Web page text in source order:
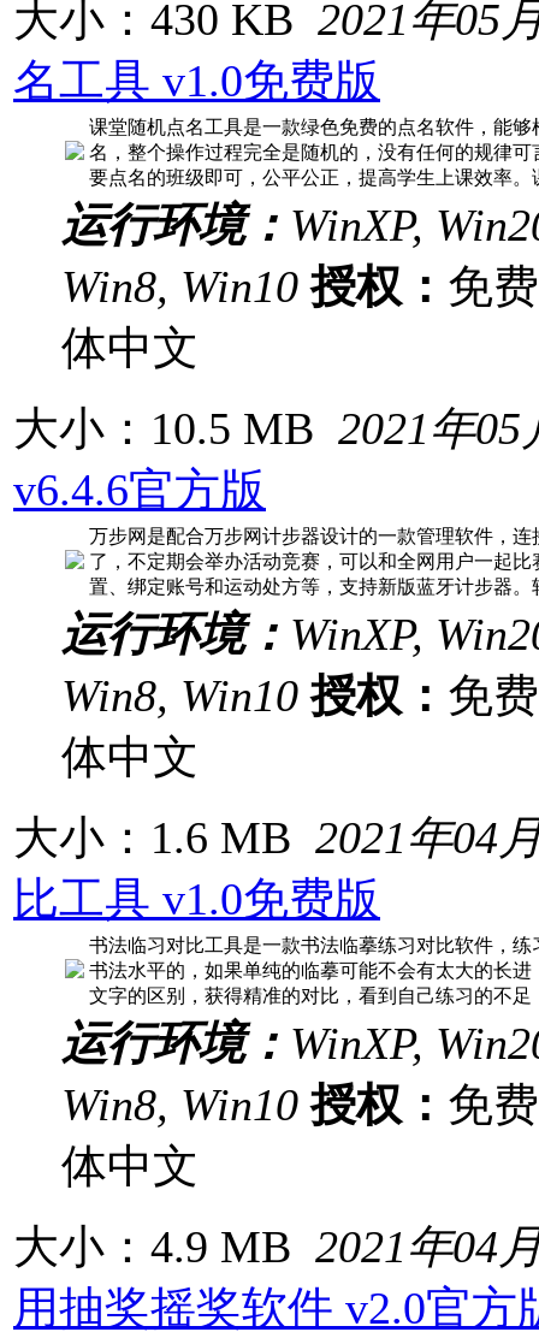
大小：430 KB 2021年05
名工具 v1.0免费版
课堂随机点名工具是一款绿色免费的点名软件，能
名，整个操作过程完全是随机的，没有任何的规律
要点名的班级即可，公平公正，提高学生上课效率
运行环境： WinXP,
Win8, Win10 授权： 免
体中文
大小：10.5 MB 2021年05
v6.4.6官方版
万步网是配合万步网计步器设计的一款管理软件，
了，不定期会举办活动竞赛，可以和全网用户一起
置、绑定账号和运动处方等，支持新版蓝牙计步器
运行环境： WinXP,
Win8, Win10 授权： 免
体中文
大小：1.6 MB 2021年04
比工具 v1.0免费版
书法临习对比工具是一款书法临摹练习对比软件，
书法水平的，如果单纯的临摹可能不会有太大的长
文字的区别，获得精准的对比，看到自己练习的不
运行环境： WinXP,
Win8, Win10 授权： 免
体中文
大小：4.9 MB 2021年04
用抽奖摇奖软件 v2.0官方